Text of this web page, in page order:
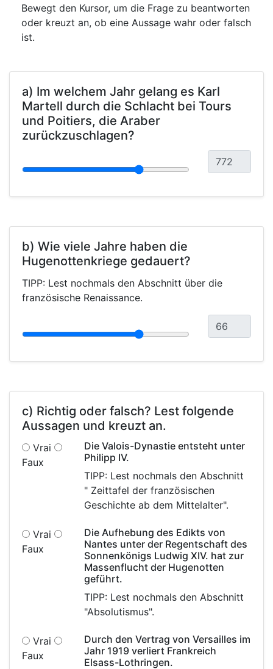
Bewegt den Kursor, um die Frage zu beantworten
oder kreuzt an, ob eine Aussage wahr oder falsch
ist.
a) Im welchem Jahr gelang es Karl
Martell durch die Schlacht bei Tours
und Poitiers, die Araber
zurückzuschlagen?
b) Wie viele Jahre haben die
Hugenottenkriege gedauert?
TIPP: Lest nochmals den Abschnitt über die
französische Renaissance.
c) Richtig oder falsch? Lest folgende
Aussagen und kreuzt an.
Vrai
Faux
Die Valois-Dynastie entsteht unter
Philipp IV.
TIPP: Lest nochmals den Abschnitt
" Zeittafel der französischen
Geschichte ab dem Mittelalter".
Vrai
Faux
Die Aufhebung des Edikts von
Nantes unter der Regentschaft des
Sonnenkönigs Ludwig XIV. hat zur
Massenflucht der Hugenotten
geführt.
TIPP: Lest nochmals den Abschnitt
"Absolutismus".
Vrai
Faux
Durch den Vertrag von Versailles im
Jahr 1919 verliert Frankreich
Elsass-Lothringen.